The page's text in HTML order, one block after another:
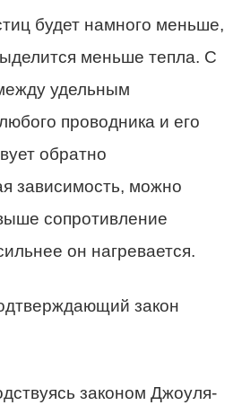
будет намного меньше,
меньше тепла. С
удельным
проводника и его
обратно
зависимость, можно
сопротивление
он нагревается.
законом Джоуля-